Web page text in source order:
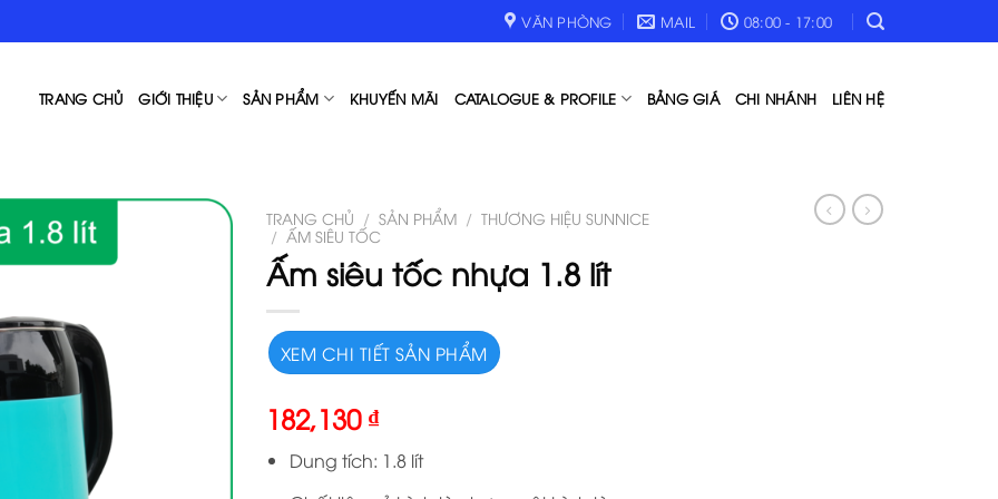
VĂN PHÒNG MAIL 08:00 - 17:00
TRANG CHỦ GIỚI THIỆU SẢN PHẨM KHUYẾN MÃI CATALOGUE & PROFILE BẢNG GIÁ CHI NHÁNH LIÊN HỆ
TRANG CHỦ / SẢN PHẨM / THƯƠNG HIỆU SUNNICE
/ ẤM SIÊU TỐC
Ấm siêu tốc nhựa 1.8 lít
XEM CHI TIẾT SẢN PHẨM
182,130 ₫
Dung tích: 1.8 lít